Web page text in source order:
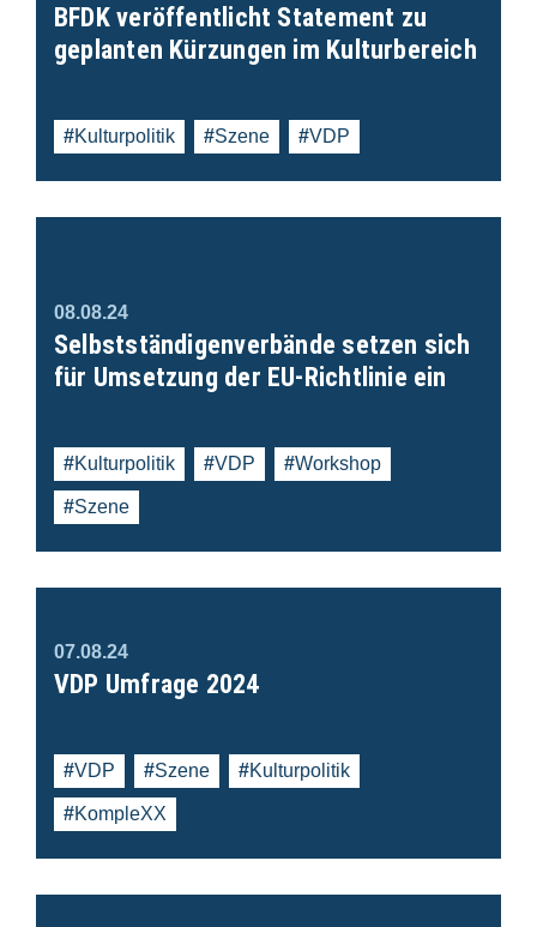
BFDK veröffentlicht Statement zu
geplanten Kürzungen im Kulturbereich
Kulturpolitik Szene VDP
08.08.24
Selbstständigenverbände setzen sich
für Umsetzung der EU-Richtlinie ein
Kulturpolitik VDP Workshop
Szene
07.08.24
VDP Umfrage 2024
VDP Szene Kulturpolitik
KompleXX